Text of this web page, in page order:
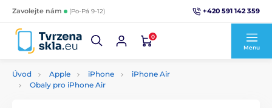
Zavolejte nám (Po-Pá 9-12) +420 591 142 359
0
Menu
Úvod Apple iPhone
iPhone Air
Obaly pro iPhone Air